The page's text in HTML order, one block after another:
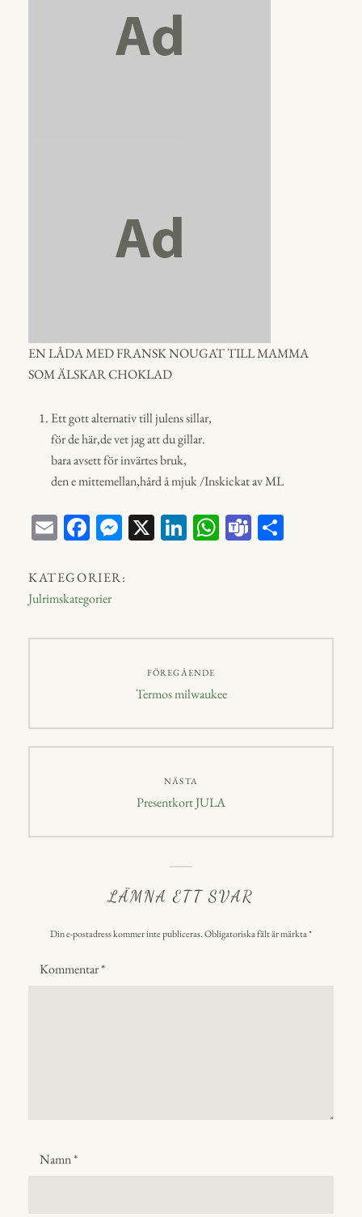
EN LÅDA MED FRANSK NOUGAT TILL MAMMA
SOM ÄLSKAR CHOKLAD
Ett gott alternativ till julens sillar,
för de här,de vet jag att du gillar.
bara avsett för invärtes bruk,
den e mittemellan,hård å mjuk /Inskickat av ML
E
ail
Fa
bo
ok
M
en
r
X Li W
p
Te
KATEGORIER:
Julrimskategorier
FÖREGÅENDE
Föregående
Termos milwaukee
NÄSTA
Nästa
Presentkort JULA
LÄMNA ETT SVAR
Din e-postadress kommer inte publiceras.Obligatoriska fält är märkta*
Kommentar*
Namn*